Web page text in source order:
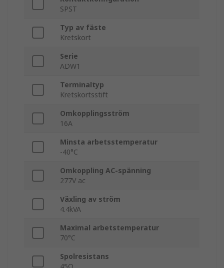
SPST
Typ av fäste
Kretskort
Serie
ADW1
Terminaltyp
Kretskortsstift
Omkopplingsström
16A
Minsta arbetsstemperatur
-40°C
Omkoppling AC-spänning
277V ac
Växling av ström
4.4kVA
Maximal arbetstemperatur
70°C
Spolresistans